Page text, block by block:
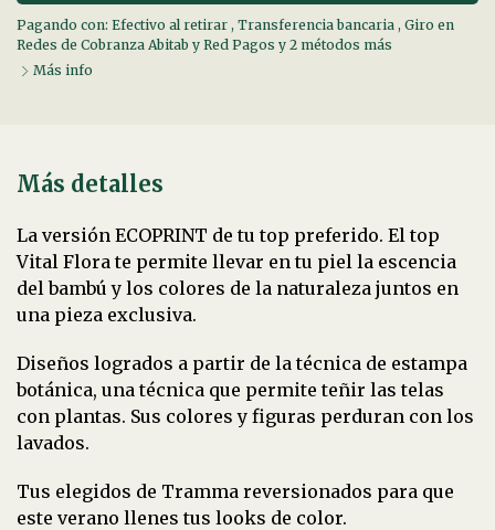
Pagando con: Efectivo al retirar , Transferencia bancaria , Giro en
Redes de Cobranza Abitab y Red Pagos y 2 métodos más
Más info
Más detalles
La versión ECOPRINT de tu top preferido. El top
Vital Flora te permite llevar en tu piel la escencia
del bambú y los colores de la naturaleza juntos en
una pieza exclusiva.
Diseños logrados a partir de la técnica de estampa
botánica, una técnica que permite teñir las telas
con plantas. Sus colores y figuras perduran con los
lavados.
Tus elegidos de Tramma reversionados para que
este verano llenes tus looks de color.